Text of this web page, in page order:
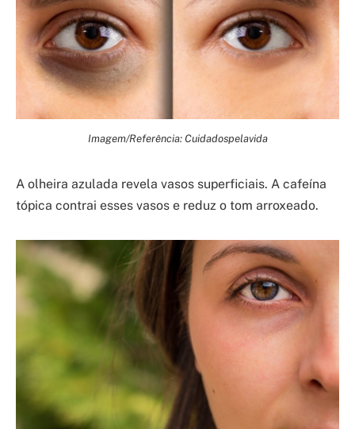
Imagem/Referência: Cuidadospelavida
A olheira azulada revela vasos superficiais. A cafeína
tópica contrai esses vasos e reduz o tom arroxeado.